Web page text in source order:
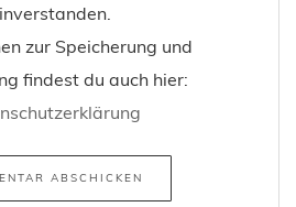
zur Speicherung und
findest du auch hier: